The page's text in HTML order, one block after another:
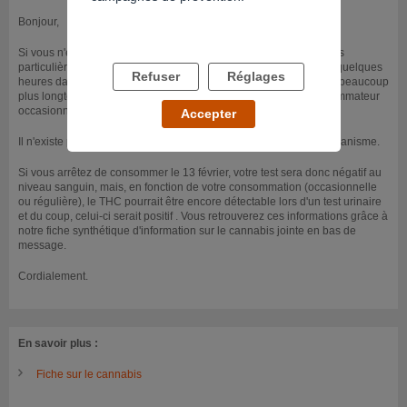
Bonjour,
Si vous n'effectuez qu'un test sanguin, vous n'avez pas de craintes
particulières à avoir. En effet, le THC reste dépistable seulement quelques
heures dans le sang (de 2 à 8h). En revanche, il reste dépistable beaucoup
plus longtemps dans les urines : entre 3 et 5 jours pour un consommateur
occasionnel, et de 30 à 70 jours en cas d'usage régulier.
Il n'existe pas de moyens d'accélerer l'élimination du THC de l'organisme.
Si vous arrêtez de consommer le 13 février, votre test sera donc négatif au
niveau sanguin, mais, en fonction de votre consommation (occasionnelle
ou régulière), le THC pourrait être encore détectable lors d'un test urinaire
et du coup, celui-ci serait positif . Vous retrouverez ces informations grâce à
notre fiche synthétique d'information sur le cannabis jointe en bas de
message.
Cordialement.
En savoir plus :
Fiche sur le cannabis
Refuser Réglages
Accepter